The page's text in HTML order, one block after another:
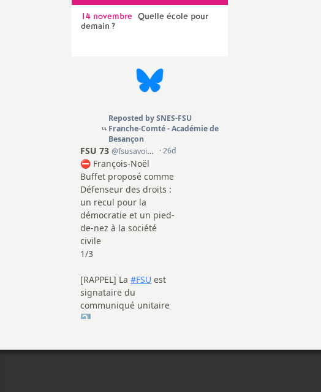
r
14 novembre Quelle école pour
demain ?